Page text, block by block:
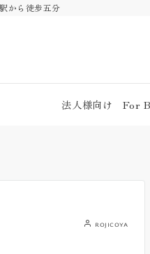
から徒歩五分
法人様向け For
rojicoya